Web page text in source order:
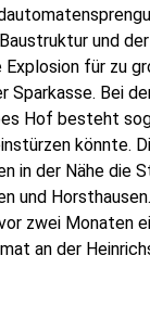
und
Explosion für zu
Sparkasse. Bei
Hof besteht
könnte.
in der Nähe die
und
zwei Monaten
an der